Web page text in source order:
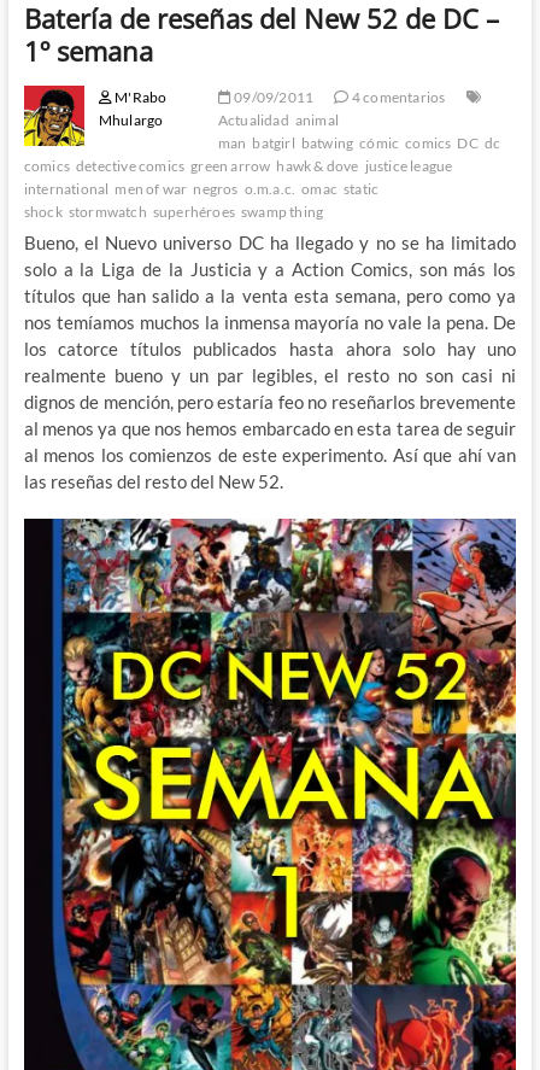
Batería de reseñas del New 52 de DC –
1º semana
M'Rabo
Mhulargo
09/09/2011
4 comentarios
Actualidad animal
man batgirl batwing cómic comics DC dc
comics detective comics green arrow hawk & dove justice league
international men of war negros o.m.a.c. omac static
shock stormwatch superhéroes swamp thing
Bueno, el Nuevo universo DC ha llegado y no se ha limitado
solo a la Liga de la Justicia y a Action Comics, son más los
títulos que han salido a la venta esta semana, pero como ya
nos temíamos muchos la inmensa mayoría no vale la pena. De
los catorce títulos publicados hasta ahora solo hay uno
realmente bueno y un par legibles, el resto no son casi ni
dignos de mención, pero estaría feo no reseñarlos brevemente
al menos ya que nos hemos embarcado en esta tarea de seguir
al menos los comienzos de este experimento. Así que ahí van
las reseñas del resto del New 52.